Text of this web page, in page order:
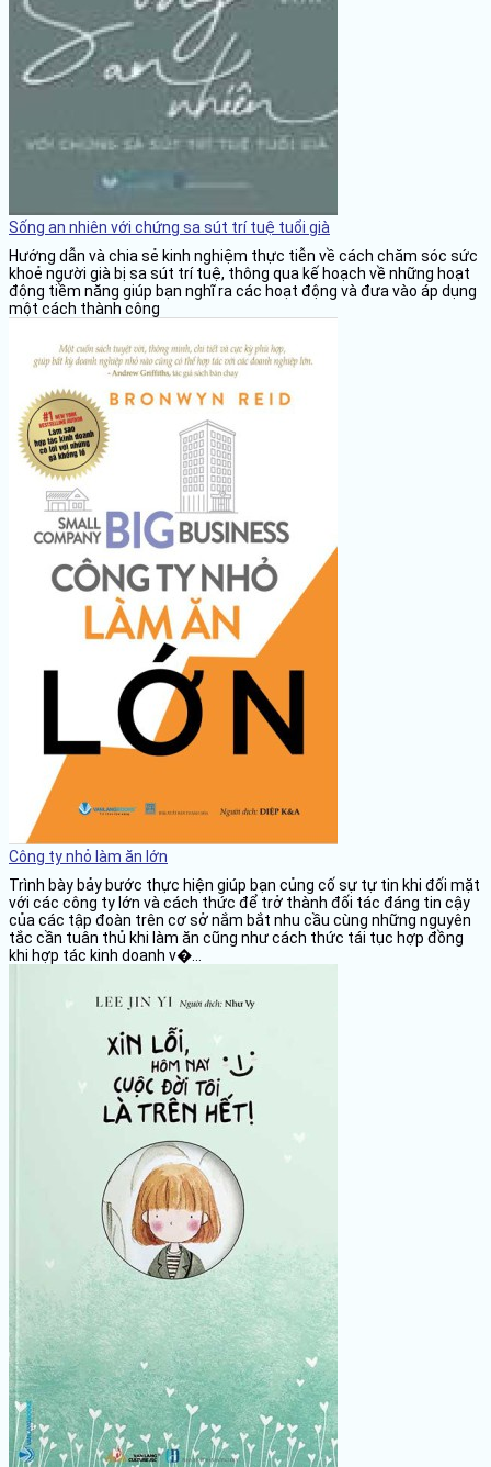
Sống an nhiên với chứng sa sút trí tuệ tuổi già
Hướng dẫn và chia sẻ kinh nghiệm thực tiễn về cách chăm sóc sức
khoẻ người già bị sa sút trí tuệ, thông qua kế hoạch về những hoạt
động tiềm năng giúp bạn nghĩ ra các hoạt động và đưa vào áp dụng
một cách thành công
Công ty nhỏ làm ăn lớn
Trình bày bảy bước thực hiện giúp bạn củng cố sự tự tin khi đối mặt
với các công ty lớn và cách thức để trở thành đối tác đáng tin cậy
của các tập đoàn trên cơ sở nắm bắt nhu cầu cùng những nguyên
tắc cần tuân thủ khi làm ăn cũng như cách thức tái tục hợp đồng
khi hợp tác kinh doanh v�...